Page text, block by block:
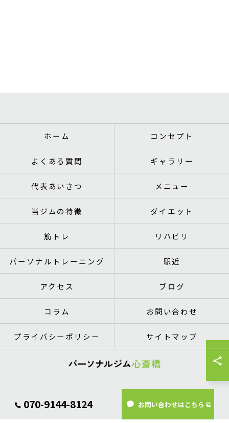
070-9144-8124 お問い合わせはこちら
ホーム コンセプト
よくある質問 ギャラリー
代表あいさつ メニュー
当ジムの特徴 ダイエット
筋トレ リハビリ
パーソナルトレーニング 駅近
アクセス ブログ
コラム お問い合わせ
プライバシーポリシー サイトマップ
© 2026 大阪府心斎橋のパーソナルトレーニングならパーソナルジム心斎橋 ALL
RIGHTS RESERVED.